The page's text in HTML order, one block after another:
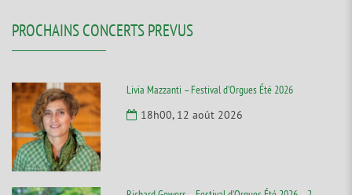
PROCHAINS CONCERTS PREVUS
Livia Mazzanti – Festival d’Orgues Été 2026
18h00, 12 août 2026